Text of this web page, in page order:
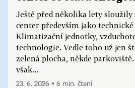
Ještě před několika lety sloužily
center především jako technické
Klimatizační jednotky,
technologie. Vedle toho už jen
zelená plocha, někde parkoviště.
však...
23. 6. 2026 ▪ 6 min. čtení